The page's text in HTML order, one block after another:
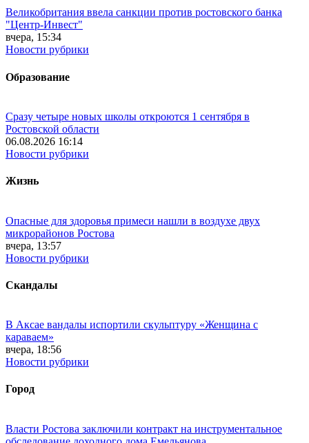
Великобритания ввела санкции против ростовского банка
"Центр-Инвест"
вчера, 15:34
Новости рубрики
Образование
Сразу четыре новых школы откроются 1 сентября в
Ростовской области
06.08.2026 16:14
Новости рубрики
Жизнь
Опасные для здоровья примеси нашли в воздухе двух
микрорайонов Ростова
вчера, 13:57
Новости рубрики
Скандалы
В Аксае вандалы испортили скульптуру «Женщина с
караваем»
вчера, 18:56
Новости рубрики
Город
Власти Ростова заключили контракт на инструментальное